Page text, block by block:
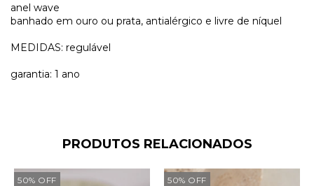
anel wave
banhado em ouro ou prata, antialérgico e livre de níquel
MEDIDAS: regulável
garantia: 1 ano
PRODUTOS RELACIONADOS
50% OFF 50% OFF